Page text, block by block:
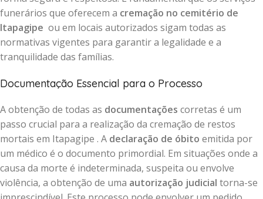
funerários que oferecem a cremação no cemitério de
Itapagipe ou em locais autorizados sigam todas as
normativas vigentes para garantir a legalidade e a
tranquilidade das famílias.
Documentação Essencial para o Processo
A obtenção de todas as documentações corretas é um
passo crucial para a realização da cremação de restos
mortais em Itapagipe . A declaração de óbito emitida por
um médico é o documento primordial. Em situações onde a
causa da morte é indeterminada, suspeita ou envolve
violência, a obtenção de uma autorização judicial torna-se